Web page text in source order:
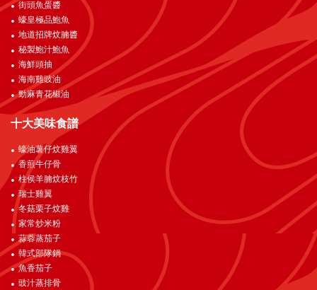
街頭魚蛋醬
蠔皇極品鮑魚
地道招牌炆腩醬
秘製鮑汁鮑魚
海鮮頭抽
海南雞豉油
勁麻青花椒油
十大美味食譜
蠔油薯仔炆雞翼
香煎牛仔骨
柱侯羊腩炆枝竹
瑞士雞翼
冬菇栗子炆雞
家常炒米粉
蒜蓉蒸茄子
韓式部隊鍋
魚香茄子
豉汁蒸排骨